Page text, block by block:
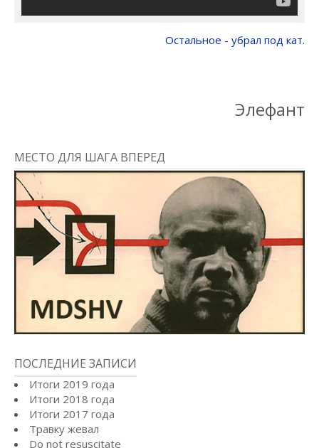
Остальное - убрал под кат.
Элефант
МЕСТО ДЛЯ ШАГА ВПЕРЕД
ПОСЛЕДНИЕ ЗАПИСИ
Итоги 2019 года
Итоги 2018 года
Итоги 2017 года
Травку жевал
Do not resuscitate